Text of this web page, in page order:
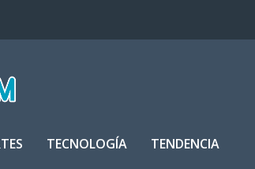
TECNOLOGÍA TENDENCIA